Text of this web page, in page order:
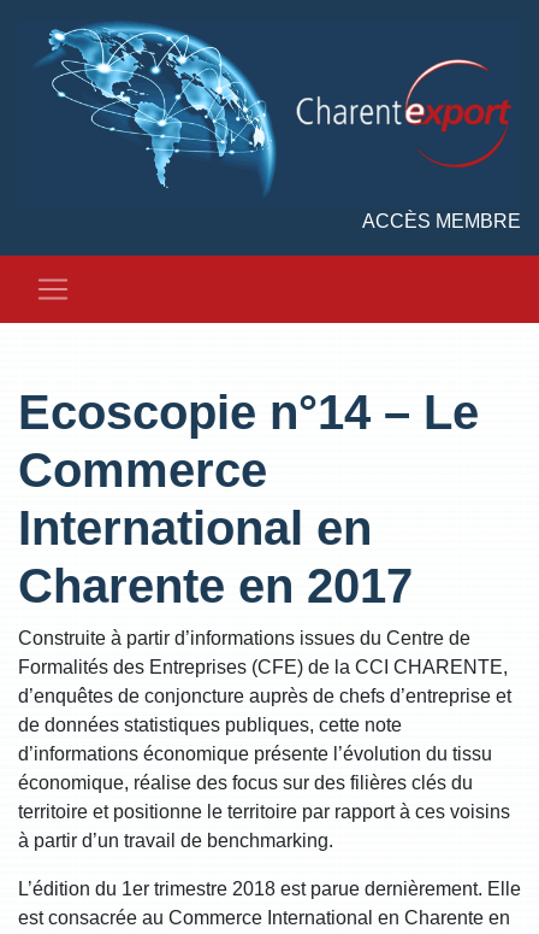
ACCÈS MEMBRE
Ecoscopie n°14 – Le
Commerce
International en
Charente en 2017
Construite à partir d’informations issues du Centre de
Formalités des Entreprises (CFE) de la CCI CHARENTE,
d’enquêtes de conjoncture auprès de chefs d’entreprise et
de données statistiques publiques, cette note
d’informations économique présente l’évolution du tissu
économique, réalise des focus sur des filières clés du
territoire et positionne le territoire par rapport à ces voisins
à partir d’un travail de benchmarking.
L’édition du 1er trimestre 2018 est parue dernièrement. Elle
est consacrée au Commerce International en Charente en